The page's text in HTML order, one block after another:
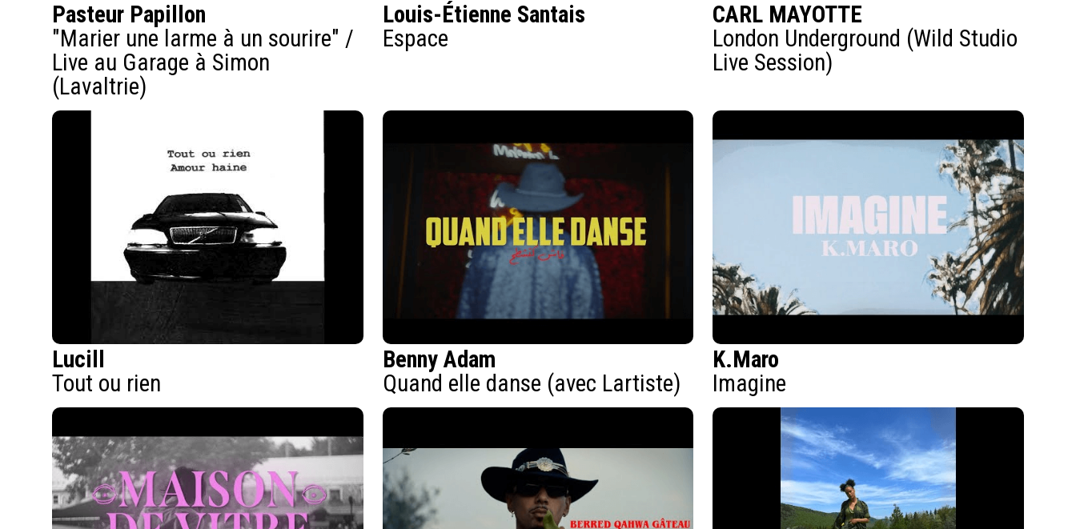
Pasteur Papillon
"Marier une larme à un sourire" /
Live au Garage à Simon
(Lavaltrie)
Louis-Étienne Santais
Espace
CARL MAYOTTE
London Underground (Wild Studio
Live Session)
Lucill
Tout ou rien
Benny Adam
Quand elle danse (avec Lartiste)
K.Maro
Imagine